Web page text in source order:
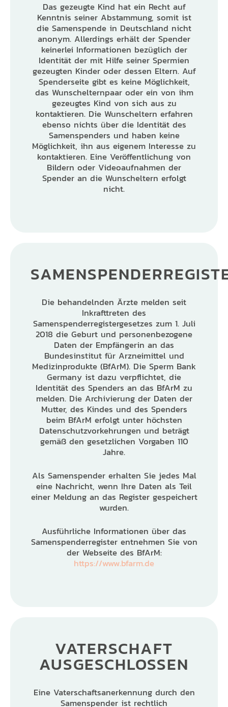
Das gezeugte Kind hat ein Recht auf
Kenntnis seiner Abstammung, somit ist
die Samenspende in Deutschland nicht
anonym. Allerdings erhält der Spender
keinerlei Informationen bezüglich der
Identität der mit Hilfe seiner Spermien
gezeugten Kinder oder dessen Eltern. Auf
Spenderseite gibt es keine Möglichkeit,
das Wunschelternpaar oder ein von ihm
gezeugtes Kind von sich aus zu
kontaktieren. Die Wunscheltern erfahren
ebenso nichts über die Identität des
Samenspenders und haben keine
Möglichkeit, ihn aus eigenem Interesse zu
kontaktieren. Eine Veröffentlichung von
Bildern oder Videoaufnahmen der
Spender an die Wunscheltern erfolgt
nicht.
Die behandelnden Ärzte melden seit
Inkrafttreten des
Samenspenderregistergesetzes zum 1. Juli
2018 die Geburt und personenbezogene
Daten der Empfängerin an das
Bundesinstitut für Arzneimittel und
Medizinprodukte (BfArM). Die Sperm Bank
Germany ist dazu verpflichtet, die
Identität des Spenders an das BfArM zu
melden. Die Archivierung der Daten der
Mutter, des Kindes und des Spenders
beim BfArM erfolgt unter höchsten
Datenschutzvorkehrungen und beträgt
gemäß den gesetzlichen Vorgaben 110
Jahre.
Als Samenspender erhalten Sie jedes Mal
eine Nachricht, wenn Ihre Daten als Teil
einer Meldung an das Register gespeichert
wurden.
Ausführliche Informationen über das
Samenspenderregister entnehmen Sie von
der Webseite des BfArM:
https://www.bfarm.de
VATERSCHAFT
AUSGESCHLOSSEN
Eine Vaterschaftsanerkennung durch den
Samenspender ist rechtlich